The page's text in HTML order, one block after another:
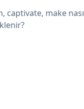
captivate, make